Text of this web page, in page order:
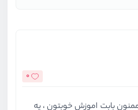
0
بابت اموزش خوبتون ، یه